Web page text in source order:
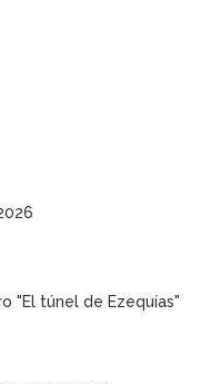
"El túnel de Ezequías"